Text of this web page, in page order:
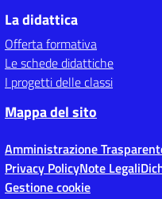
La didattica
Offerta formativa
Le schede didattiche
I progetti delle classi
Mappa del sito
Amministrazione
Privacy PolicyNote Legali
Gestione cookie